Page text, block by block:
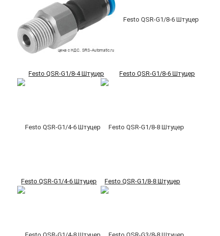
Festo QSR-G1/8-4 Штуцер Festo QSR-G1/8-6 Штуцер
Festo QSR-G1/4-6 Штуцер Festo QSR-G1/8-8 Штуцер